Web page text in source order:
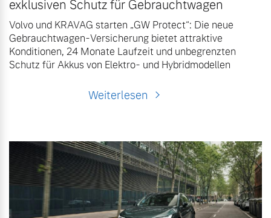
exklusiven Schutz für Gebrauchtwagen
Volvo und KRAVAG starten „GW Protect“: Die neue
Gebrauchtwagen-Versicherung bietet attraktive
Konditionen, 24 Monate Laufzeit und unbegrenzten
Schutz für Akkus von Elektro- und Hybridmodellen
Weiterlesen